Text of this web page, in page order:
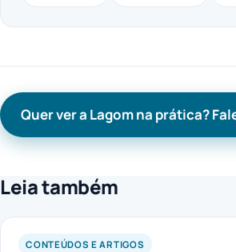
Quer ver a Lagom na prática?
Leia também
CONTEÚDOS E ARTIGOS